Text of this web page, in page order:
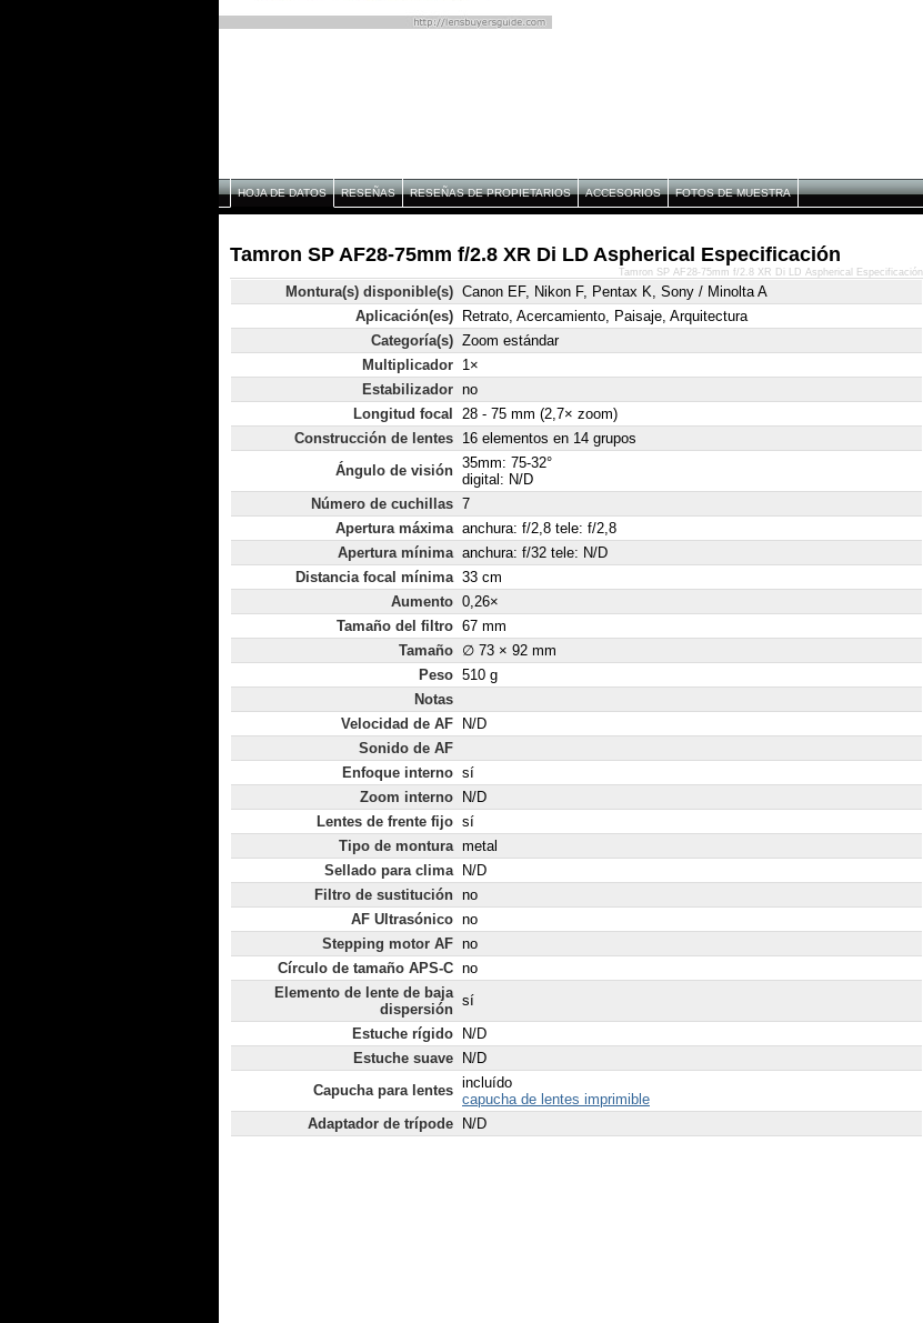
HOJA DE DATOS RESEÑAS RESEÑAS DE PROPIETARIOS ACCESORIOS FOTOS DE MUESTRA
Tamron SP AF28-75mm f/2.8 XR Di LD Aspherical Especificación
Montura(s) disponible(s) Canon EF, Nikon F, Pentax K, Sony / Minolta A
Aplicación(es)
Retrato, Acercamiento, Paisaje, Arquitectura
Categoría(s) Zoom estándar
Multiplicador 1×
Estabilizador no
Longitud focal
28 - 75 mm (2,7× zoom)
Construcción de lentes 16 elementos en 14 grupos
Ángulo de visión 35mm: 75-32°
digital: N/D
Número de cuchillas 7
Apertura máxima anchura: f/2,8 tele: f/2,8
Apertura mínima anchura: f/32 tele: N/D
Distancia focal mínima 33 cm
Aumento 0,26×
Tamaño del filtro 67 mm
Tamaño ∅ 73 × 92 mm
Peso 510 g
Notas
Velocidad de AF
N/D
Sonido de AF
Enfoque interno sí
Zoom interno
N/D
Lentes de frente fijo sí
Tipo de montura metal
Sellado para clima
N/D
Filtro de sustitución no
AF Ultrasónico no
Stepping motor AF no
Círculo de tamaño APS-C no
Elemento de lente de baja
dispersión
sí
Estuche rígido
N/D
Estuche suave
N/D
Capucha para lentes incluído
capucha de lentes imprimible
Adaptador de trípode
N/D
Tamron SP AF28-75mm f/2.8 XR Di LD Aspherical Especificación